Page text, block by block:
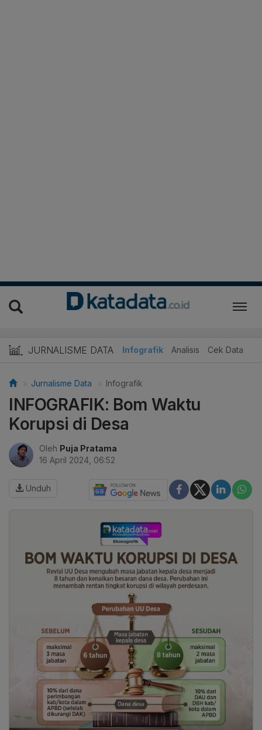
JURNALISME DATA Infografik Analisis Cek Data
Jurnalisme Data Infografik
INFOGRAFIK: Bom Waktu
Korupsi di Desa
Oleh Puja Pratama
16 April 2024, 06:52
Unduh